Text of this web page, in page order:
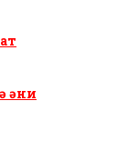
әни